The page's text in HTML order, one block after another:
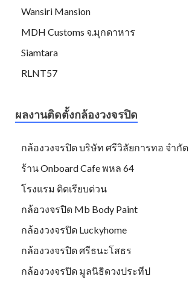
Wansiri Mansion
MDH Customs จ.มุกดาหาร
Siamtara
RLNT57
ผลงานติดตั้งกล้องวงจรปิด
กล้องวงจรปิด บริษัท ศรีวิลัยการทอ จำกัด
ร้าน Onboard Cafe พหล 64
โรงแรม ติดเรียบด่วน
กล้อวงจรปิด Mb Body Paint
กล้องวงจรปิด Luckyhome
กล้องวงจรปิด ศรีธนะโสธร
กล้องวงจรปิด มูลนิธิดวงประทีป